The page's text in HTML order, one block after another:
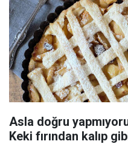
Asla doğru
Keki fırından kalıp